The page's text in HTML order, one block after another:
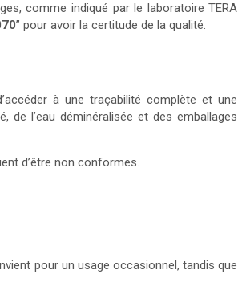
comme indiqué par le laboratoire TERA
” pour avoir la certitude de la qualité.
à une traçabilité complète et une
de l’eau déminéralisée et des emballages
d’être non conformes.
pour un usage occasionnel, tandis que